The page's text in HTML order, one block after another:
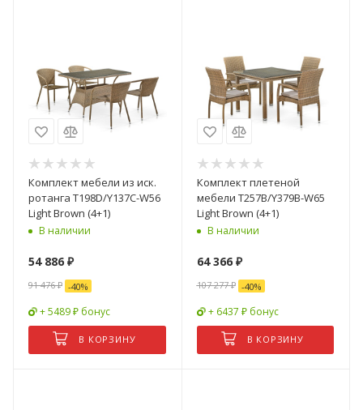
Комплект мебели из иск.
ротанга T198D/Y137C-W56
Light Brown (4+1)
В наличии
54 886 ₽
91 476₽ -40%
+ 5489 ₽ бонус
В КОРЗИНУ
Комплект плетеной
мебели T257B/Y379B-W65
Light Brown (4+1)
В наличии
64 366₽
107 277₽ -40%
+ 6437 ₽ бонус
В КОРЗИНУ